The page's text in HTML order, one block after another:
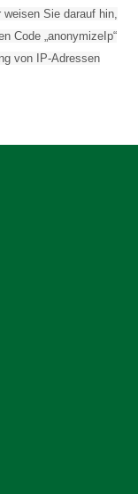
weisen Sie darauf hin,
Code „anonymizeIp“
von IP-Adressen